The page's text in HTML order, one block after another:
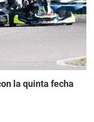
la quinta fecha